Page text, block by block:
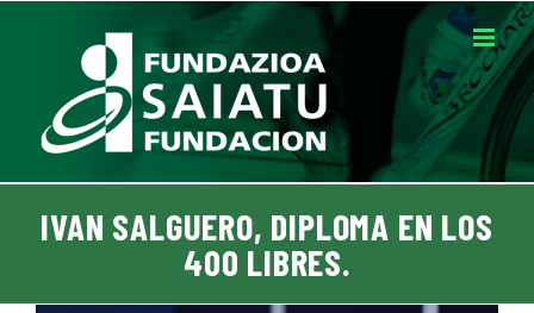
contenido
IVAN SALGUERO, DIPLOMA EN LOS
400 LIBRES.